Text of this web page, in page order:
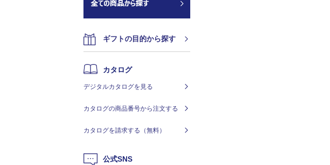
ギフトの目的から探す
カタログ
デジタルカタログを見る
カタログの商品番号から注文する
カタログを請求する（無料）
公式SNS